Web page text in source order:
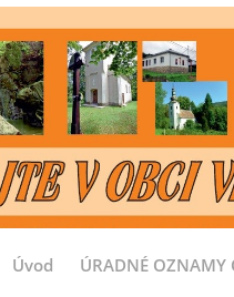
Úvod ÚRADNÉ OZNAMY